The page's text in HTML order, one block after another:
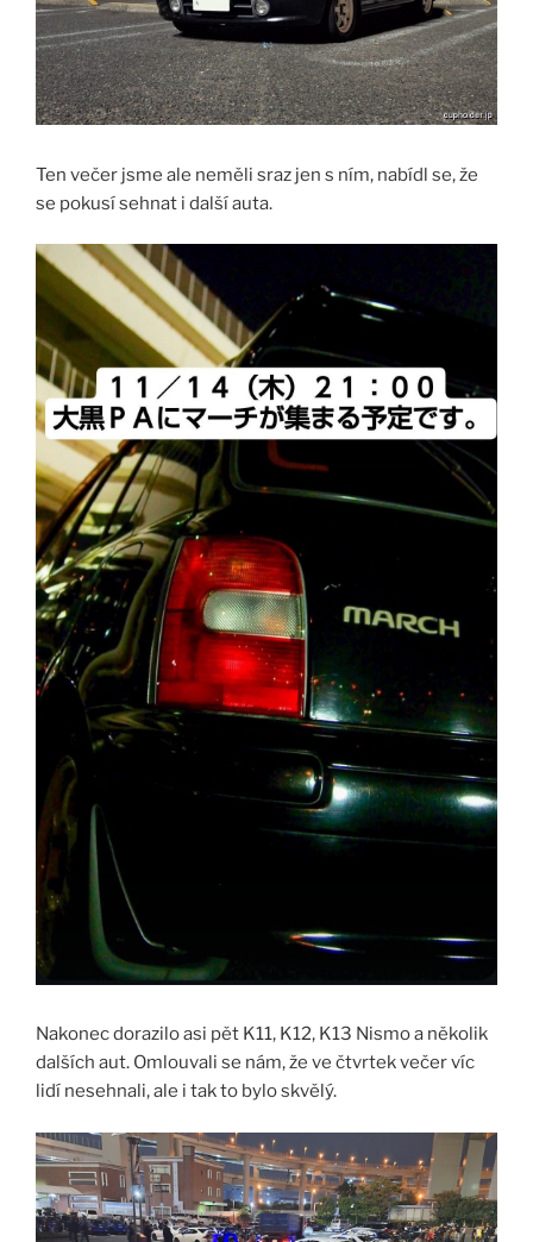
Ten večer jsme ale neměli sraz jen s ním, nabídl se, že
se pokusí sehnat i další auta.
Nakonec dorazilo asi pět K11, K12, K13 Nismo a několik
dalších aut. Omlouvali se nám, že ve čtvrtek večer víc
lidí nesehnali, ale i tak to bylo skvělý.